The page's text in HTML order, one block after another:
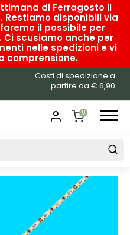
di Ferragosto il
disponibili via
il possibile per
scusiamo anche per
nelle spedizioni e vi
comprensione.
Costi di spedizione a
partire da € 6,90
0
SHOPPING
le